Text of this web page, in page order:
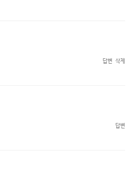
답변 삭제
답변